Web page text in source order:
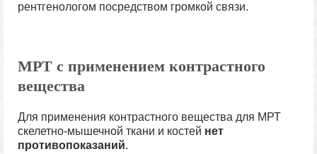
рентгенологом посредством громкой связи.
МРТ с применением контрастного
вещества
Для применения контрастного вещества для МРТ
скелетно-мышечной ткани и костей нет
противопоказаний.